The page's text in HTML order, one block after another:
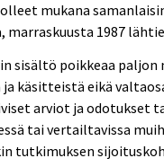
mukana
1987
sisältö poikkeaa paljon
käsitteistä eikä
arviot ja odotukset
tai vertailtavissa
tutkimuksen